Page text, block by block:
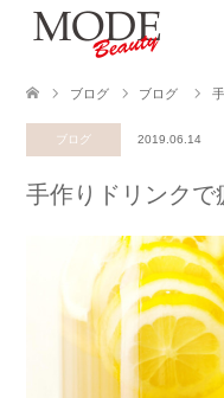
ブログ ブログ
ブログ 2019.06.14
手作りドリンク